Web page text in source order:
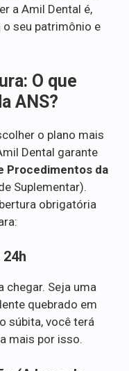
a Amil Dental é,
o seu patrimônio e
O que
ANS?
o plano mais
Dental garante
Procedimentos da
Suplementar).
obrigatória
chegar. Seja uma
quebrado em
súbita, você terá
mais por isso.